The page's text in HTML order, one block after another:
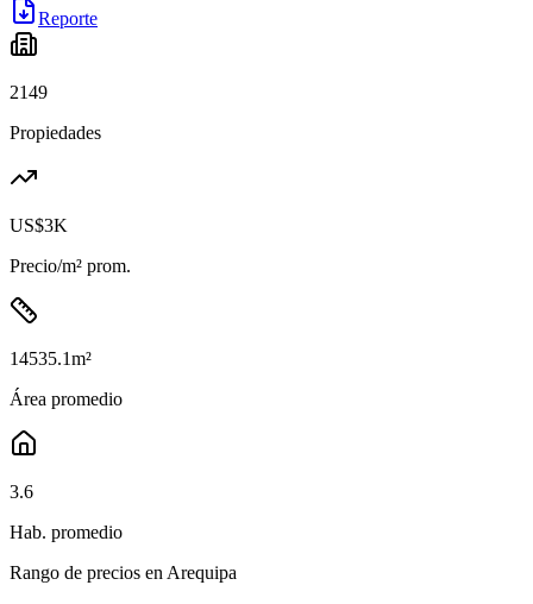
Reporte
2149
Propiedades
US$3K
Precio/m² prom.
14535.1m²
Área promedio
3.6
Hab. promedio
Rango de precios enArequipa